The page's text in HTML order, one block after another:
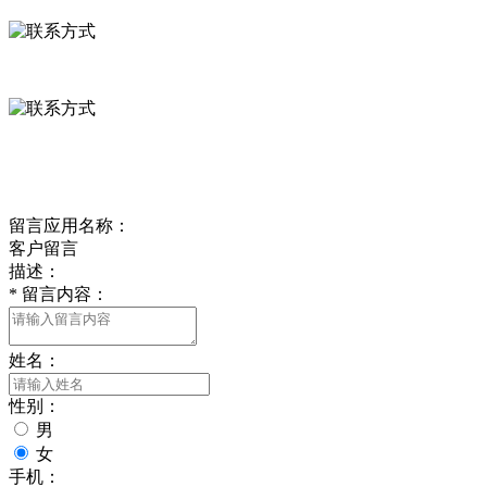
留言应用名称：
客户留言
描述：
* 留言内容：
姓名：
性别：
男
女
手机：